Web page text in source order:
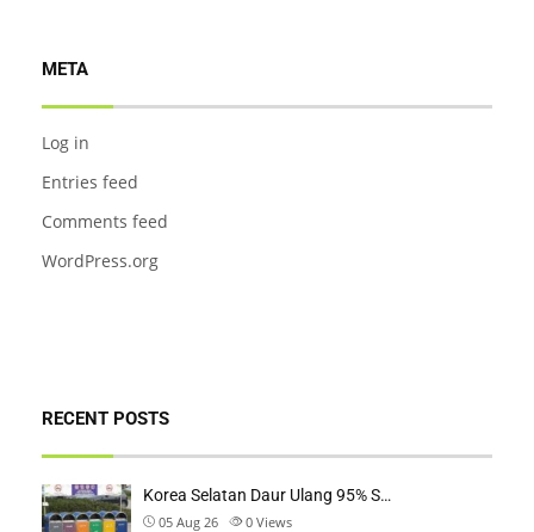
META
Log in
Entries feed
Comments feed
WordPress.org
RECENT POSTS
Korea Selatan Daur Ulang 95% S…
05 Aug 26 0 Views